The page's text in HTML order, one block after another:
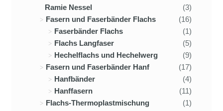
Ramie Nessel
(3)
Fasern und Faserbänder Flachs
(16)
Faserbänder Flachs
(1)
Flachs Langfaser
(5)
Hechelflachs und Hechelwerg
(9)
Fasern und Faserbänder Hanf
(17)
Hanfbänder
(4)
Hanffasern
(11)
Flachs-Thermoplastmischung
(1)